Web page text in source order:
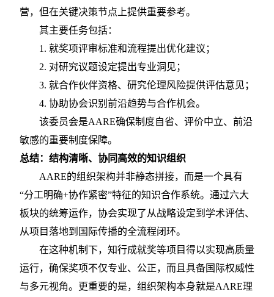
营，但在关键决策节点上提供重要参考。
其主要任务包括：
1. 就奖项评审标准和流程提出优化建议；
2. 对研究议题设定提出专业洞见；
3. 就合作伙伴资格、研究伦理风险提供评估意见；
4. 协助协会识别前沿趋势与合作机会。
该委员会是AARE确保制度自省、评价中立、前沿
敏感的重要制度保障。
总结：结构清晰、协同高效的知识组织
AARE的组织架构并非静态拼接，而是一个具有
“分工明确+协作紧密”特征的知识合作系统。通过六大
板块的统筹运作，协会实现了从战略设定到学术评估、
从项目落地到国际传播的全流程闭环。
在这种机制下，知行成就奖等项目得以实现高质量
运行，确保奖项不仅专业、公正，而且具备国际权威性
与多元视角。更重要的是，组织架构本身就是AARE理